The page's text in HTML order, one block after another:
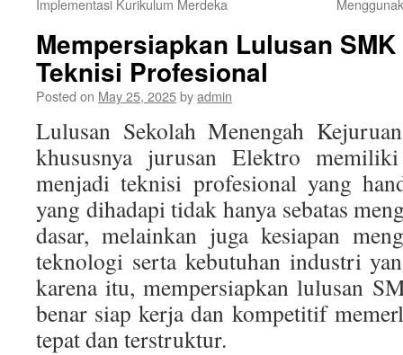
Implementasi Kurikulum Merdeka
Mempersiapkan Lulusan
Teknisi Profesional
Posted on May 25, 2025byadmin
Lulusan Sekolah Menengah
khususnya jurusan Elektro
menjadi teknisi profesional yang
yang dihadapi tidak hanya sebatas
dasar, melainkan juga kesiapan
teknologi serta kebutuhan industri
karena itu, mempersiapkan lulusan
benar siap kerja dan kompetitif
tepat dan terstruktur.